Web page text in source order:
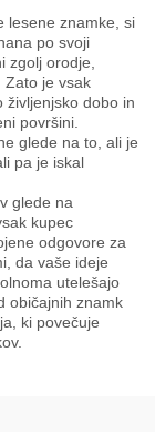
lesene znamke, si
po svoji
zgolj orodje,
Zato je vsak
življenjsko dobo in
površini.
glede na to, ali je
pa je iskal
glede na
kupec
odgovore za
da vaše ideje
utelešajo
običajnih znamk
ki povečuje